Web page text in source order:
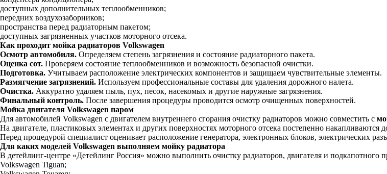
доступных дополнительных теплообменников;
передних воздухозаборников;
пространства перед радиаторным пакетом;
доступных загрязненных участков моторного отсека.
Как проходит мойка радиаторов Volkswagen
Осмотр автомобиля. Определяем степень загрязнения и состояние радиаторного пакета.
Оценка сот. Проверяем состояние теплообменников и возможность безопасной очистки.
Подготовка. Учитываем расположение электрических компонентов и защищаем чувствительные элементы.
Размягчение загрязнений. Используем профессиональные составы для удаления дорожного налета.
Очистка. Аккуратно удаляем пыль, пух, песок, насекомых и другие наружные загрязнения.
Финальный контроль. После завершения процедуры проводится осмотр очищенных поверхностей.
Мойка двигателя Volkswagen паром
Для автомобилей Volkswagen с двигателем внутреннего сгорания очистку радиаторов можно совместить с
На двигателе, пластиковых элементах и других поверхностях моторного отсека постепенно накапливаются
Перед процедурой специалист оценивает расположение генератора, электронных блоков, электрических
Для каких моделей Volkswagen выполняем мойку радиатора
В детейлинг-центре «Детейлинг Россия» можно выполнить очистку радиаторов, двигателя и подкапотного
Volkswagen Tiguan;